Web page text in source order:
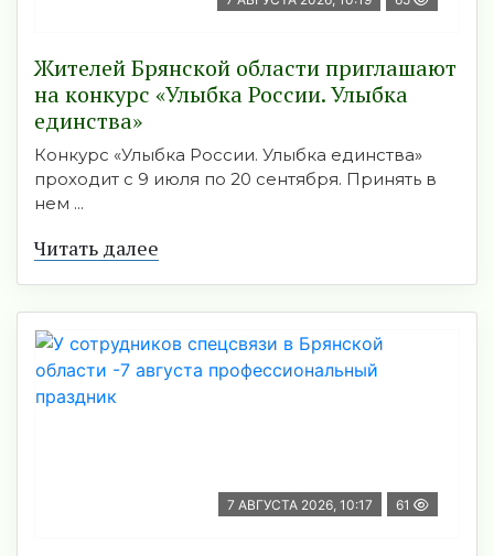
Жителей Брянской области приглашают
на конкурс «Улыбка России. Улыбка
единства»
Конкурс «Улыбка России. Улыбка единства»
проходит с 9 июля по 20 сентября. Принять в
нем ...
Читать далее
7 АВГУСТА 2026, 10:17 61